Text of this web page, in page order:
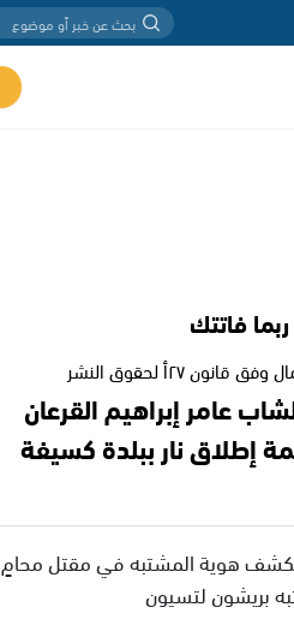
فاتتك
عامر إبراهيم القرعان
إطلاق نار ببلدة كسيفة
هوية المشتبه في مقتل محامٍ
بريشون لتسيون